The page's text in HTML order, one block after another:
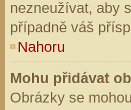
nezneužívat, aby
případně váš
Nahoru
Mohu přidávat
Obrázky se